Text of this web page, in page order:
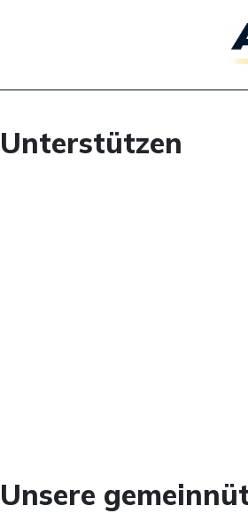
Unterstützen
Unsere